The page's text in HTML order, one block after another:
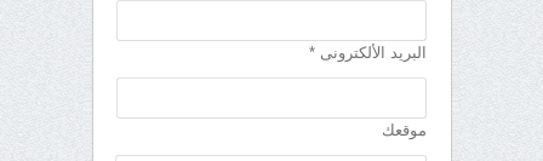
البريد الألكترونى *
موقعك